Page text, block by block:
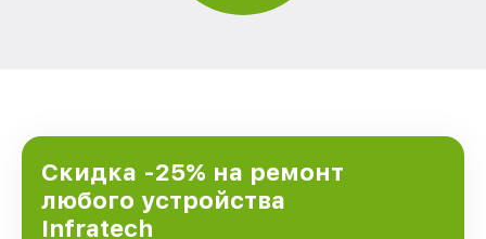
Скидка -25% на ремонт
любого устройства
Infratech